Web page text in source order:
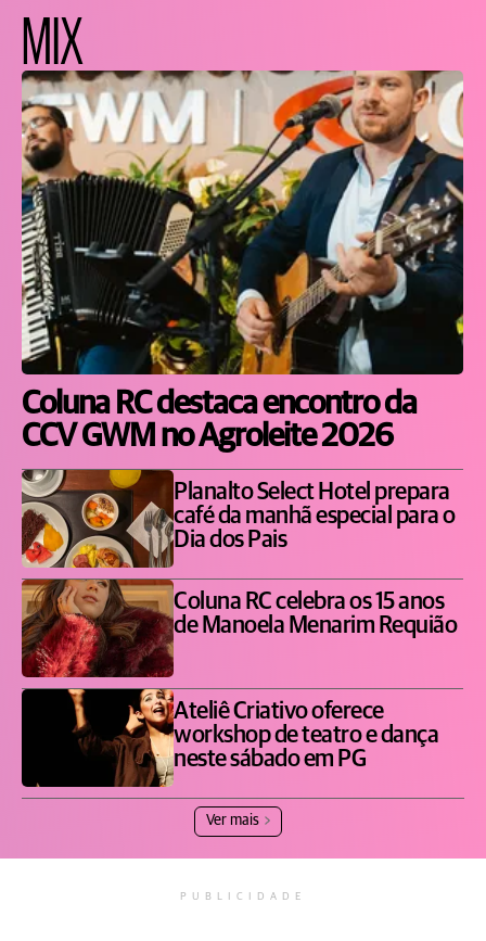
MIX
Coluna RC destaca encontro da
CCV GWM no Agroleite 2026
Planalto Select Hotel prepara
café da manhã especial para o
Dia dos Pais
Coluna RC celebra os 15 anos
de Manoela Menarim Requião
Ateliê Criativo oferece
workshop de teatro e dança
neste sábado em PG
Ver mais
PUBLICIDADE